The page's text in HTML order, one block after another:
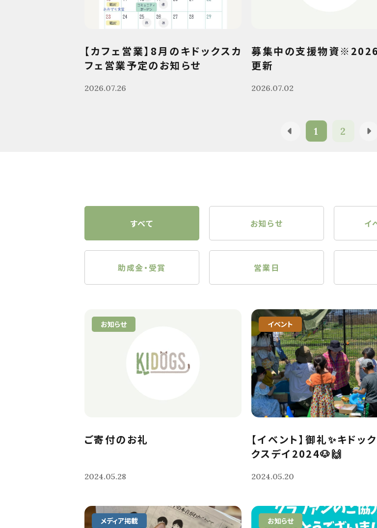
【カフェ営業】8月のキドックスカ
フェ営業予定のお知らせ
2026.07.26
募集中の支援物資
更新
2026.07.02
1 2
すべて お知らせ イ
助成金・受賞 営業日
お知らせ
ご寄付のお礼
2024.05.28
イベント
【イベント】御礼✨キドッ
クスデイ2024🐶🙌
2024.05.20
メディア掲載 お知らせ